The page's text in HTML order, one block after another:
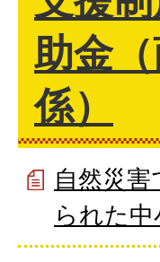
助金
係）
自然災
られた